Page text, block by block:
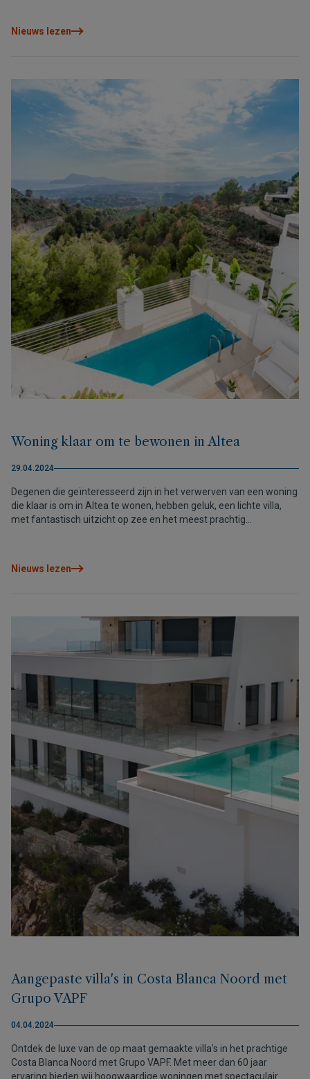
Nieuws lezen
Woning klaar om te bewonen in Altea
29.04.2024
Degenen die geïnteresseerd zijn in het verwerven van een woning
die klaar is om in Altea te wonen, hebben geluk, een lichte villa,
met fantastisch uitzicht op zee en het meest prachtig
Nieuws lezen
Aangepaste villa's in Costa Blanca Noord met
Grupo VAPF
04.04.2024
Ontdek de luxe van de op maat gemaakte villa's in het prachtige
Costa Blanca Noord met Grupo VAPF. Met meer dan 60 jaar
ervaring bieden wij hoogwaardige woningen met spectaculair